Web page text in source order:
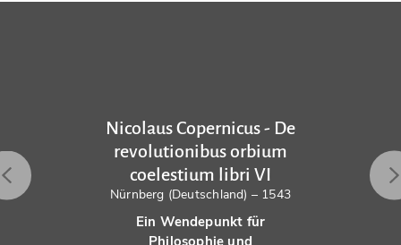
Nicolaus Copernicus - De
revolutionibus orbium
coelestium libri VI
Nürnberg (Deutschland) – 1543
Ein Wendepunkt für
Philosophie und